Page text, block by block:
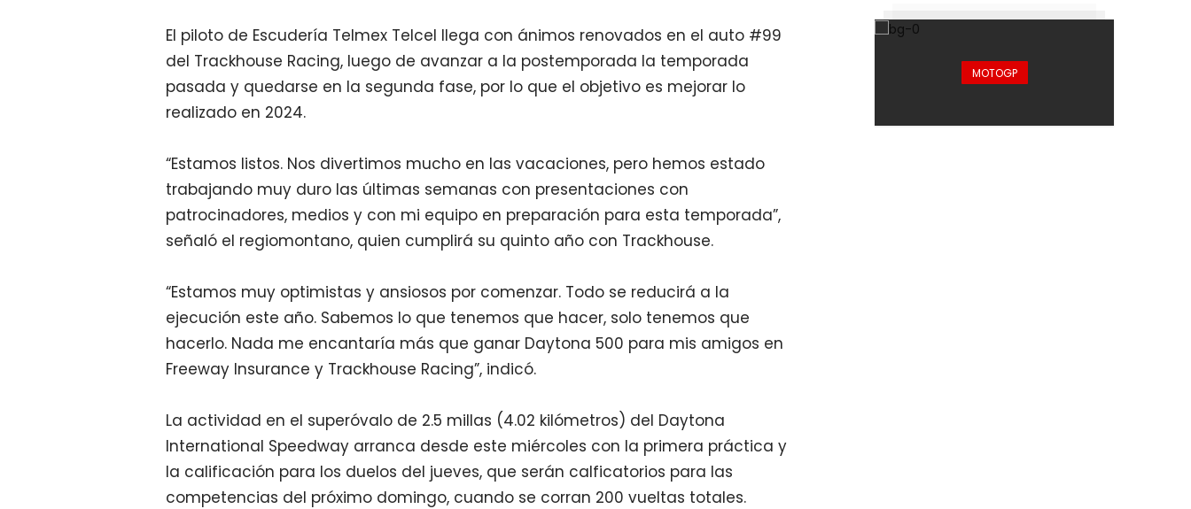
El piloto de Escudería Telmex Telcel llega con ánimos renovados en el auto #99
del Trackhouse Racing, luego de avanzar a la postemporada la temporada
pasada y quedarse en la segunda fase, por lo que el objetivo es mejorar lo
realizado en 2024.
“Estamos listos. Nos divertimos mucho en las vacaciones, pero hemos estado
trabajando muy duro las últimas semanas con presentaciones con
patrocinadores, medios y con mi equipo en preparación para esta temporada”,
señaló el regiomontano, quien cumplirá su quinto año con Trackhouse.
“Estamos muy optimistas y ansiosos por comenzar. Todo se reducirá a la
ejecución este año. Sabemos lo que tenemos que hacer, solo tenemos que
hacerlo. Nada me encantaría más que ganar Daytona 500 para mis amigos en
Freeway Insurance y Trackhouse Racing”, indicó.
La actividad en el superóvalo de 2.5 millas (4.02 kilómetros) del Daytona
International Speedway arranca desde este miércoles con la primera práctica y
la calificación para los duelos del jueves, que serán calficatorios para las
competencias del próximo domingo, cuando se corran 200 vueltas totales.
MOTOGP